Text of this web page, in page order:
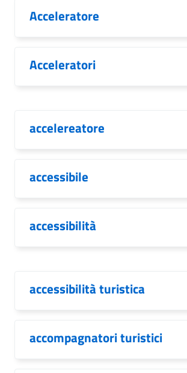
Acceleratore
Acceleratori
accelereatore
accessibile
accessibilità
accessibilità turistica
accompagnatori turistici